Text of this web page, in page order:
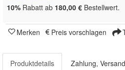
10% Rabatt ab 180,00 € Bestellwert.
Merken Preis vorschlagen
Produktdetails Zahlung,